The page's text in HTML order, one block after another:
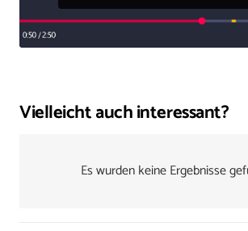
Vielleicht auch interessant?
Es wurden keine Ergebnisse